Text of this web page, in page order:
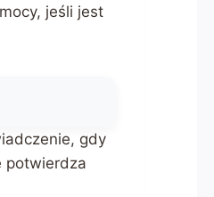
jeśli jest
gdy
potwierdza